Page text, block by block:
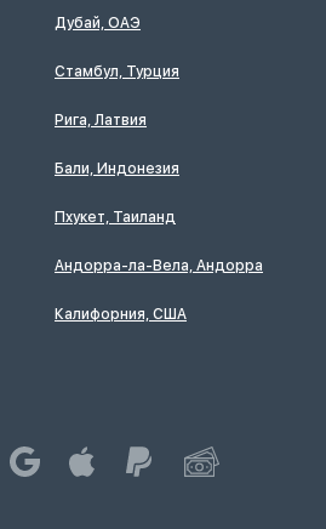
Дубай, ОАЭ
Стамбул, Турция
Рига, Латвия
Бали, Индонезия
Пхукет, Таиланд
Андорра-ла-Вела, Андорра
Калифорния, США